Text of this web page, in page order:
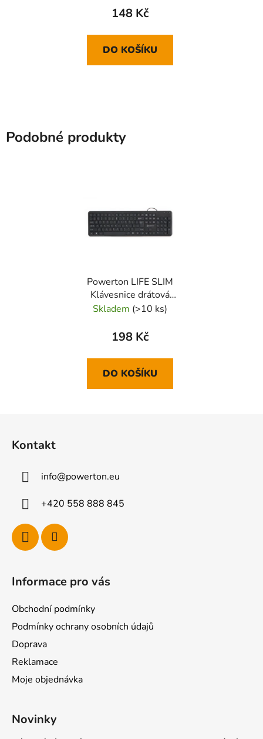
148 Kč
DO KOŠÍKU
Podobné produkty
Powerton LIFE SLIM
Klávesnice drátová
(USB) US, černá
Skladem (>10 ks)
198 Kč
DO KOŠÍKU
Kontakt
info@powerton.eu
+420 558 888 845
Informace pro vás
Obchodní podmínky
Podmínky ochrany osobních údajů
Doprava
Reklamace
Moje objednávka
Novinky